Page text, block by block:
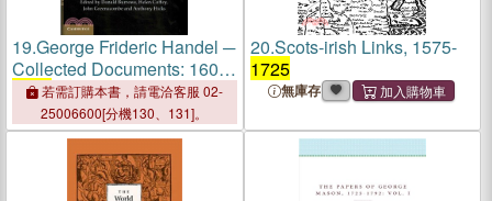
19.George Frideric Handel ─
Collected Documents: 1609-
1725若需訂購本書，請電洽客服 02-
25006600[分機130、131]。
20.Scots-irish Links, 1575-
1725
無庫存